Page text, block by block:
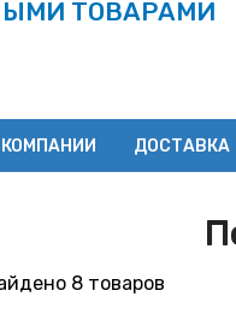
ТОВАРАМИ
КОМПАНИИ ДОСТАВКА
8 товаров